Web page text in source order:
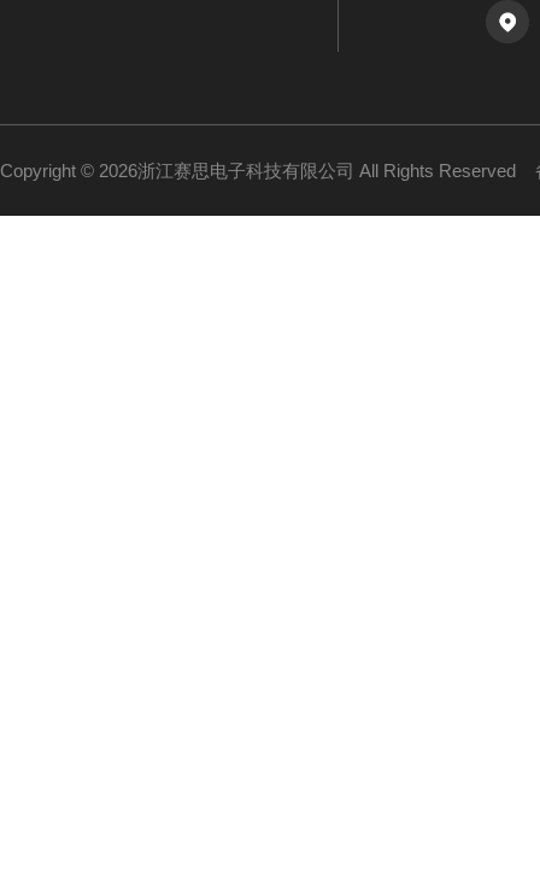
Copyright © 2026浙江赛思电子科技有限公司 All Rights Reserved